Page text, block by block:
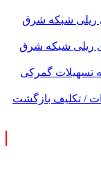
ریلی شبکه شرق
ریلی شبکه شرق
تسهیلات گمرکی
/ تکلیف بازگشت